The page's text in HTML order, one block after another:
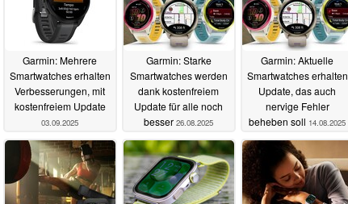
Garmin: Mehrere
Smartwatches erhalten
Verbesserungen, mit
kostenfreiem Update
03.09.2025
Garmin: Starke
Smartwatches werden
dank kostenfreiem
Update für alle noch
besser 26.08.2025
Garmin: Aktuelle
Smartwatches erhalten
Update, das auch
nervige Fehler
beheben soll 14.08.2025